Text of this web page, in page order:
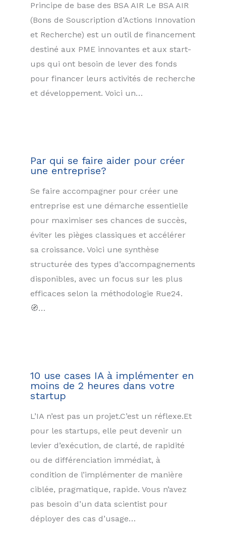
Principe de base des BSA AIR Le BSA AIR
(Bons de Souscription d’Actions Innovation
et Recherche) est un outil de financement
destiné aux PME innovantes et aux start-
ups qui ont besoin de lever des fonds
pour financer leurs activités de recherche
et développement. Voici un…
Par qui se faire aider pour créer
une entreprise?
Se faire accompagner pour créer une
entreprise est une démarche essentielle
pour maximiser ses chances de succès,
éviter les pièges classiques et accélérer
sa croissance. Voici une synthèse
structurée des types d’accompagnements
disponibles, avec un focus sur les plus
efficaces selon la méthodologie Rue24.
🧭…
10 use cases IA à implémenter en
moins de 2 heures dans votre
startup
L’IA n’est pas un projet.C’est un réflexe.Et
pour les startups, elle peut devenir un
levier d’exécution, de clarté, de rapidité
ou de différenciation immédiat, à
condition de l’implémenter de manière
ciblée, pragmatique, rapide. Vous n’avez
pas besoin d’un data scientist pour
déployer des cas d’usage…